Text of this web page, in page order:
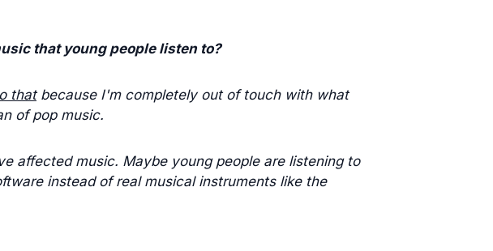
that young people listen to?
thatbecause I'm completely out of touch with what
of pop music.
affected music. Maybe young people are listening to
instead of real musical instruments like the